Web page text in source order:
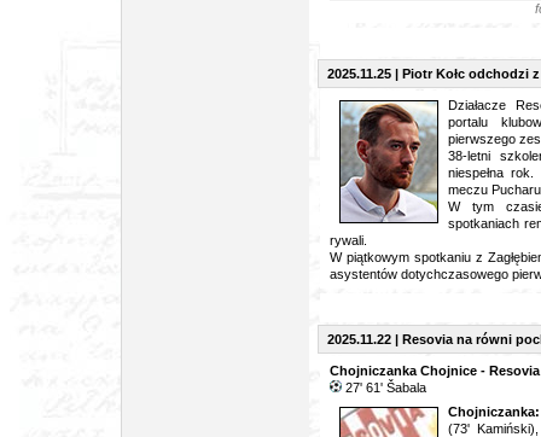
2025.11.25 | Piotr Kołc odchodzi
Działacze
portalu
pierwszego
38-letni
niespełna
meczu
W tym
spotkaniach
rywali.
W piątkowym spotkaniu z
asystentów dotychczasowego
2025.11.22 | Resovia na równi
Chojniczanka Chojnice -
27' 61' Šabala
(73'